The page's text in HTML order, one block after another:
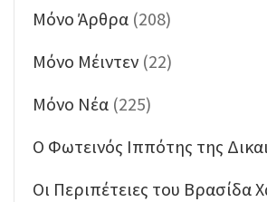
Mόνο Άρθρα (208)
Mόνο Μέιντεν (22)
Mόνο Νέα (225)
O Φωτεινός Ιππότης της
Oι Περιπέτειες του Βρασίδα